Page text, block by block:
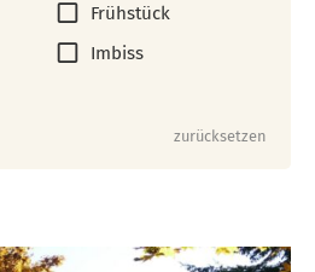
Frühstück
Imbiss
zurücksetzen